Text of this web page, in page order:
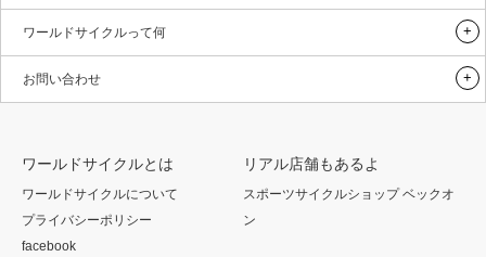
ワールドサイクルって何
お問い合わせ
ワールドサイクルとは
ワールドサイクルについて
プライバシーポリシー
facebook
リアル店舗もあるよ
スポーツサイクルショップ ベックオ
ン